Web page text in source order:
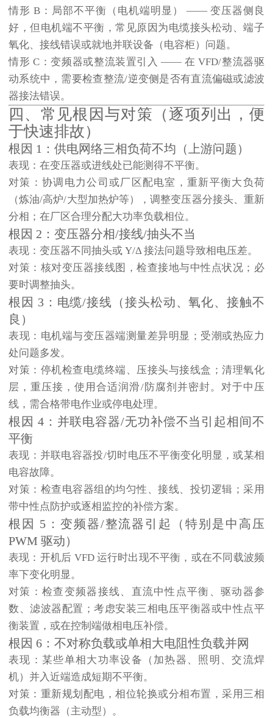
情形 B：局部不平衡（电机端明显）
—— 变压器侧良
好，但电机端不平衡，常见原因为电缆接头松动、端子
氧化、接线错误或就地并联设备（电容柜）问题。
情形 C：变频器或整流装置引入 —— 在 VFD/整流器驱
动系统中，需要检查整流/逆变侧是否有直流偏磁或滤波
器接法错误。
四、常见根因与对策（逐项列出，便
于快速排故）
根因 1：供电网络三相负荷不均（上游问题）
表现 ：在变压器或进线处已能测得不平衡。
对策 ：协调电力公司或厂区配电室，重新平衡大负荷
（炼油/高炉/大型加热炉等），调整变压器分接头、重新
分相；在厂区合理分配大功率负载相位。
根因 2：变压器分相/接线/抽头不当
表现 ：变压器不同抽头或 Y/Δ 接法问题导致相电压差。
对策 ：核对变压器接线图，检查接地与中性点状况；必
要时调整抽头。
根因 3：电缆/接线（接头松动、氧化、接触不
良）
表现 ：电机端与变压器端测量差异明显；受潮或热应力
处问题多发。
对策 ：停机检查电缆终端、压接头与接线盒；清理氧化
层，重压接，使用合适润滑/防腐剂并密封。对于中压
线，需合格带电作业或停电处理。
根因 4：并联电容器/无功补偿不当引起相间不
平衡
表现 ：并联电容器投/切时电压不平衡变化明显，或某相
电容故障。
对策 ：检查电容器组的均匀性、接线、投切逻辑；采用
带中性点防护或逐相监控的补偿方案。
根因 5：变频器/整流器引起（特别是中高压
PWM 驱动）
表现 ：开机后 VFD 运行时出现不平衡，或在不同载波频
率下变化明显。
对策 ：检查变频器接线、直流中性点平衡、驱动器参
数、滤波器配置；考虑安装三相电压平衡器或中性点平
衡装置，或在控制端做相电压补偿。
根因 6：不对称负载或单相大电阻性负载并网
表现 ：某些单相大功率设备（加热器、照明、交流焊
机）并入近端造成短期不平衡。
对策 ：重新规划配电，相位轮换或分相布置，采用三相
负载均衡器（主动型）。